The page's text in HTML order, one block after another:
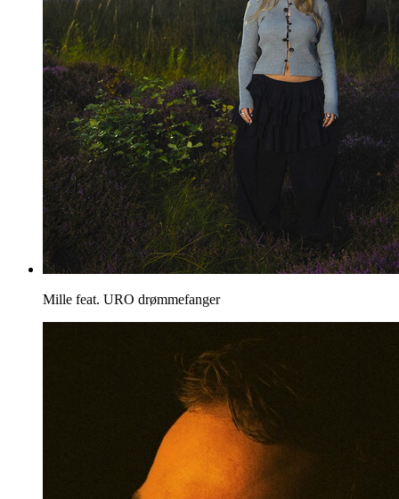
Mille feat. URO drømmefanger